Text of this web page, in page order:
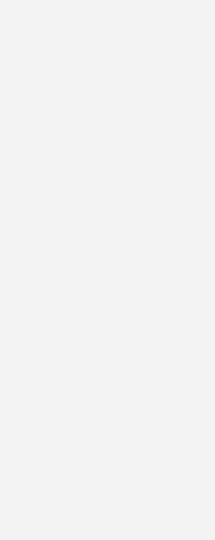
initiiert, bei dem
Anlagen über ein
in vorhandene
Um die Erkenntnisse
auch
werden. Dabei
womöglich auch eine in
Regelung eine
größeren
Stromtarif
stammt vom Siemens-
im
Heizperiode 2011/2012
und Technologie (BMWi)
mit „intelligenter
Smart Grid,
über das
aus erneuerbaren